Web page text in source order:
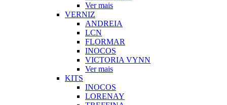
Ver mais
VERNIZ
ANDREIA
LCN
FLORMAR
INOCOS
VICTORIA VYNN
Ver mais
KITS
INOCOS
LORENAY